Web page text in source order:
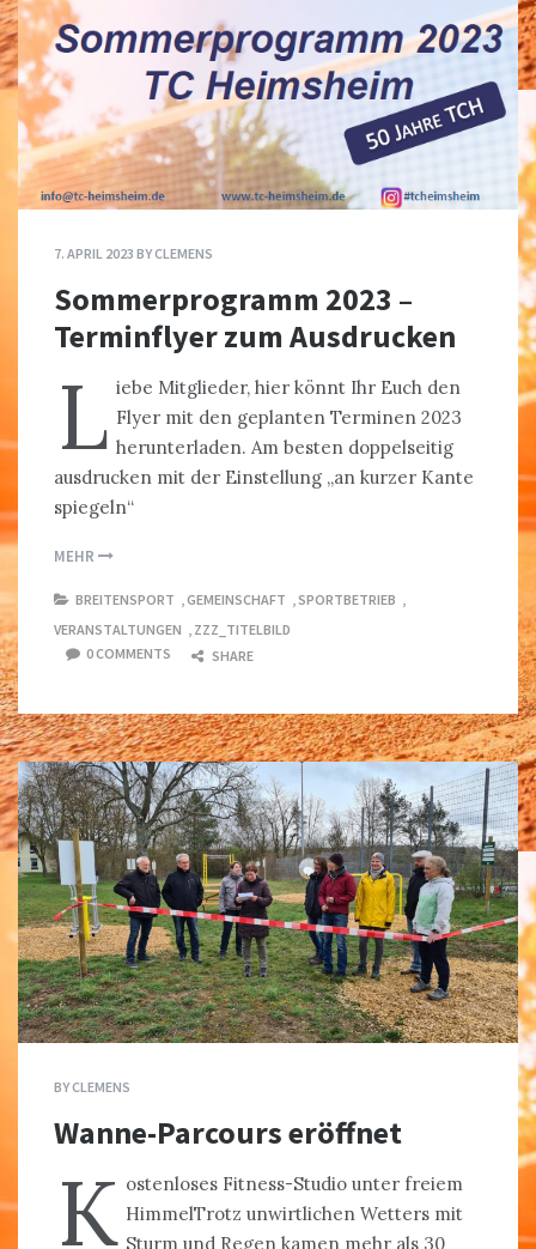
7. APRIL 2023 BYCLEMENS
Sommerprogramm 2023 –
Terminflyer zum Ausdrucken
L iebe Mitglieder, hier könnt Ihr Euch den
Flyer mit den geplanten Terminen 2023
herunterladen. Am besten doppelseitig
ausdrucken mit der Einstellung „an kurzer Kante
spiegeln“
MEHR
BREITENSPORT ,GEMEINSCHAFT ,SPORTBETRIEB ,
VERANSTALTUNGEN , ZZZ_TITELBILD
0 COMMENTS
SHARE
BYCLEMENS
Wanne-Parcours eröffnet
K ostenloses Fitness-Studio unter freiem
HimmelTrotz unwirtlichen Wetters mit
Sturm und Regen kamen mehr als 30